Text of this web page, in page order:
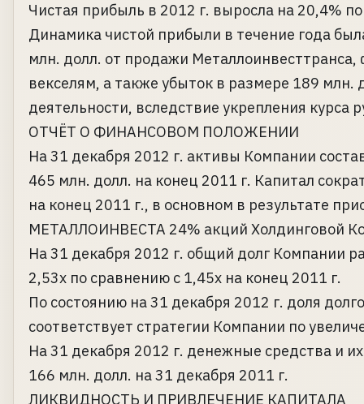
Чистая прибыль в 2012 г. выросла на 20,4%
Динамика чистой прибыли в течение года
млн. долл. от продажи
векселям, а также убыток в размере 189
деятельности, вследствие укрепления курса
ОТЧЁТ О ФИНАНСОВОМ ПОЛОЖЕНИИ
На 31 декабря 2012 г. активы Компании
465 млн. долл. на конец 2011 г. Капитал
на конец 2011 г., в основном в результате
МЕТАЛЛОИНВЕСТА 24% акций Холдинговой
На 31 декабря 2012 г. общий долг Компании
2,53x по сравнению с 1,45x на конец 2011 г.
По состоянию на 31 декабря 2012 г. доля
соответствует стратегии Компании по
На 31 декабря 2012 г. денежные средства и
166 млн. долл. на 31 декабря 2011 г.
ЛИКВИДНОСТЬ И ПРИВЛЕЧЕНИЕ КАПИТАЛА